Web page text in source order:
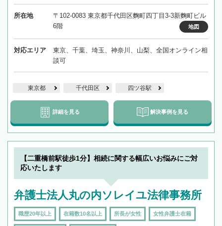
所在地
〒102-0083 東京都千代田区麴町四丁目3-3新麴町ビル
6階
地図
対応エリア
東京、千葉、埼玉、神奈川、山梨、全国オンライン相
談可
東京都 千代田区 四ツ谷駅
詳細を見る 解決事例を見る
【二重橋前駅徒歩1分】相続に関する幅広いお悩みにご対
応いたします
弁護士法人丸の内ソレイユ法律事務所
職歴20年以上 在籍数10名以上 所長が女性 女性弁護士在籍